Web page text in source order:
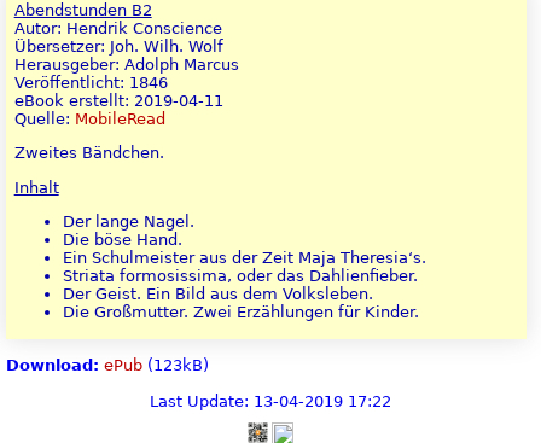
Abendstunden B2
Autor: Hendrik Conscience
Übersetzer: Joh. Wilh. Wolf
Herausgeber: Adolph Marcus
Veröffentlicht: 1846
eBook erstellt: 2019-04-11
Quelle: MobileRead
Zweites Bändchen.
Inhalt
Der lange Nagel.
Die böse Hand.
Ein Schulmeister aus der Zeit Maja Theresia‘s.
Striata formosissima, oder das Dahlienfieber.
Der Geist. Ein Bild aus dem Volksleben.
Die Großmutter. Zwei Erzählungen für Kinder.
Download: ePub (123kB)
Last Update: 13-04-2019 17:22